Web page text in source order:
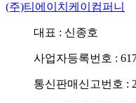
(주)티에이치케이컴퍼니
대표 : 신종호
사업자등록번호 :
통신판매신고번호 :